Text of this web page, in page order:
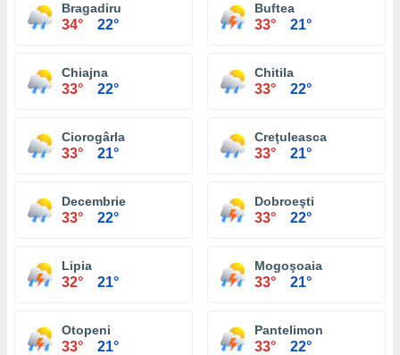
Bragadiru
34° 22°
Buftea
33° 21°
Chiajna
33° 22°
Chitila
33° 22°
Ciorogârla
33° 21°
Creţuleasca
33° 21°
Decembrie
33° 22°
Dobroeşti
33° 22°
Lipia
32° 21°
Mogoşoaia
33° 21°
Otopeni
33° 21°
Pantelimon
33° 22°